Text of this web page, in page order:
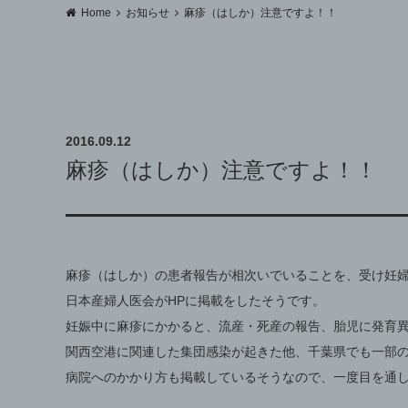
Home お知らせ 麻疹（はしか）注意ですよ！！
2016.09.12
麻疹（はしか）注意ですよ！！
麻疹（はしか）の患者報告が相次いでいることを、受け妊
日本産婦人医会がHPに掲載をしたそうです。
妊娠中に麻疹にかかると、流産・死産の報告、胎児に発育
関西空港に関連した集団感染が起きた他、千葉県でも一部
病院へのかかり方も掲載しているそうなので、一度目を通